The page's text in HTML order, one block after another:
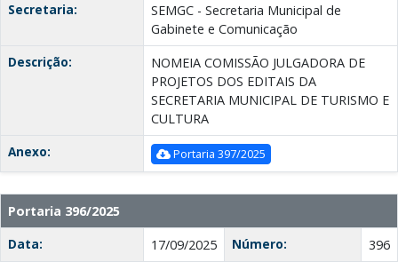
Secretaria:
SEMGC - Secretaria Municipal de
Gabinete e Comunicação
Descrição:
NOMEIA COMISSÃO JULGADORA DE
PROJETOS DOS EDITAIS DA
SECRETARIA MUNICIPAL DE TURISMO E
CULTURA
Anexo:
Portaria 397/2025
Portaria 396/2025
Data:
17/09/2025 Número:
396